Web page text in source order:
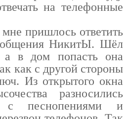
на телефонные
пришлось ответить
НикитЫ. Шёл
а в дом попасть она
как с другой стороны
Из открытого окна
разносились
с песнопениями и